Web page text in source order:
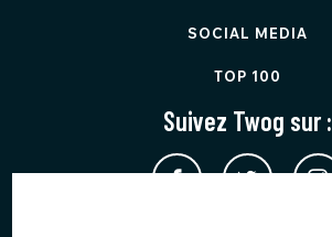
SOCIAL MEDIA
TOP 100
Suivez Twog sur :